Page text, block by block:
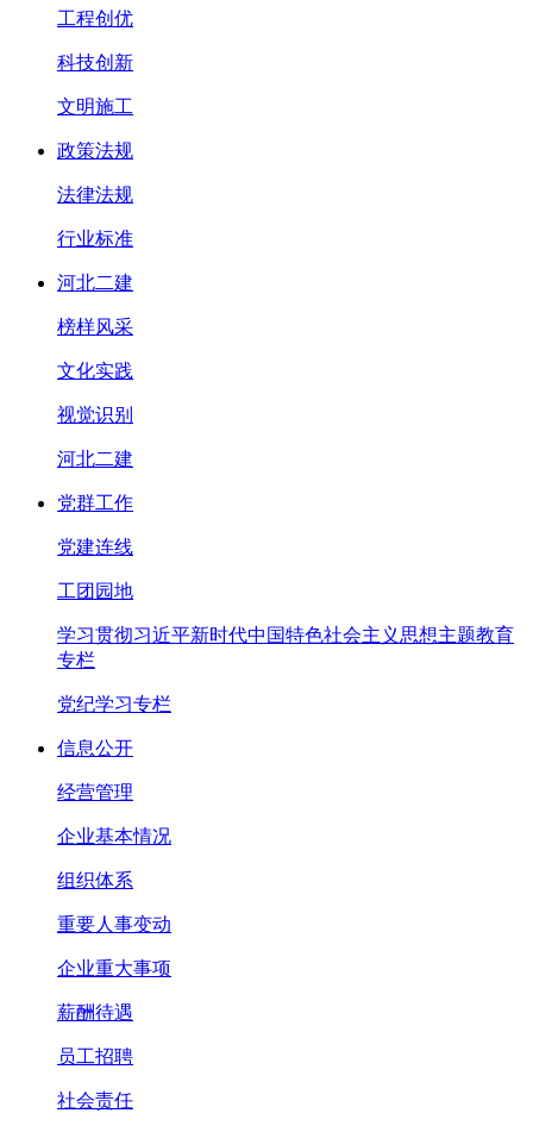
工程创优
科技创新
文明施工
政策法规
法律法规
行业标准
河北二建
榜样风采
文化实践
视觉识别
河北二建
党群工作
党建连线
工团园地
学习贯彻习近平新时代中国特色社会主义思想主题教育
专栏
党纪学习专栏
信息公开
经营管理
企业基本情况
组织体系
重要人事变动
企业重大事项
薪酬待遇
员工招聘
社会责任